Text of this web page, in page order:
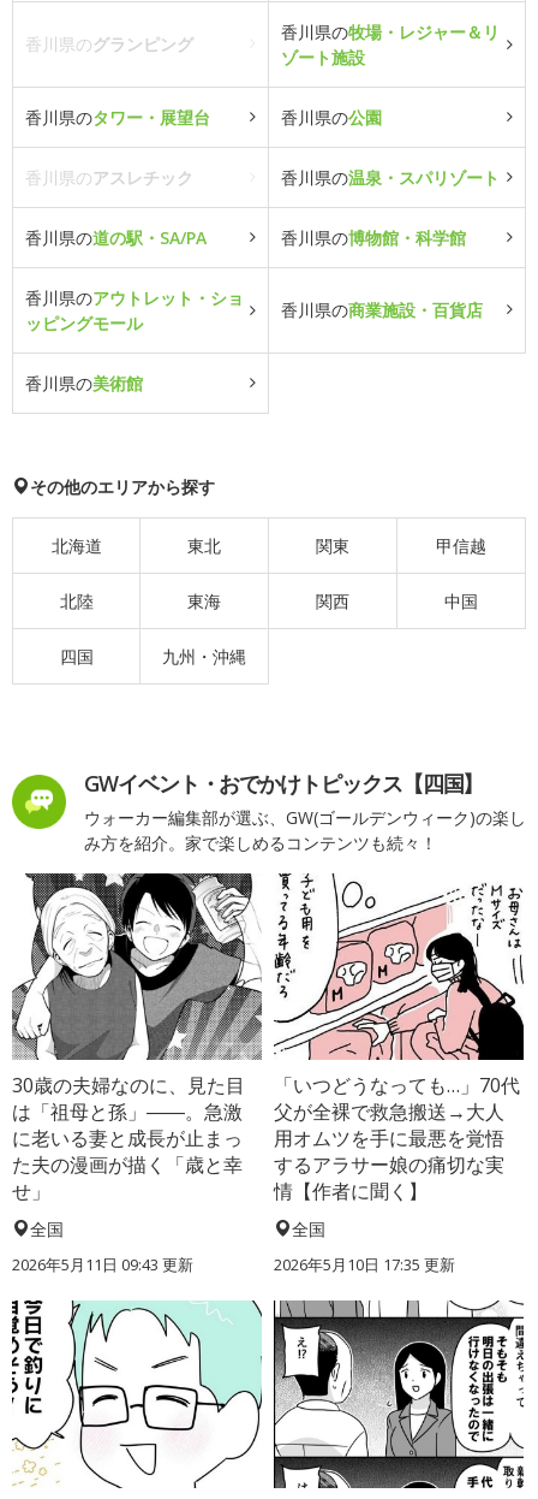
香川県のグランピング
香川県の牧場・レジャー＆リ
ゾート施設
香川県のタワー・展望台 香川県の公園
香川県のアスレチック 香川県の温泉・スパリゾート
香川県の道の駅・SA/PA 香川県の博物館・科学館
香川県のアウトレット・ショ
ッピングモール
香川県の商業施設・百貨店
香川県の美術館
その他のエリアから探す
北海道 東北 関東 甲信越
北陸 東海 関西 中国
四国 九州・沖縄
GWイベント・おでかけトピックス【四国】
ウォーカー編集部が選ぶ、GW(ゴールデンウィーク)の楽し
み方を紹介。家で楽しめるコンテンツも続々！
30歳の夫婦なのに、見た目
は「祖母と孫」――。急激
に老いる妻と成長が止まっ
た夫の漫画が描く「歳と幸
せ」
全国
2026年5月11日 09:43 更新
「いつどうなっても…」70代
父が全裸で救急搬送→大人
用オムツを手に最悪を覚悟
するアラサー娘の痛切な実
情【作者に聞く】
全国
2026年5月10日 17:35 更新